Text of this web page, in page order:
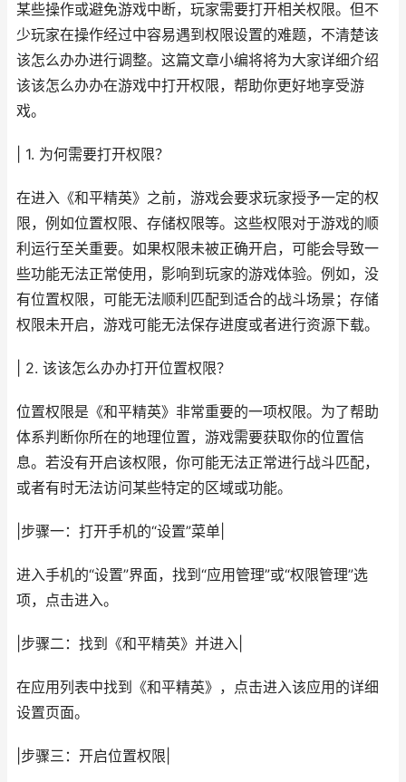
某些操作或避免游戏中断，玩家需要打开相关权限。但不
少玩家在操作经过中容易遇到权限设置的难题，不清楚该
该怎么办办进行调整。这篇文章小编将将为大家详细介绍
该该怎么办办在游戏中打开权限，帮助你更好地享受游
戏。
| 1. 为何需要打开权限？
在进入《和平精英》之前，游戏会要求玩家授予一定的权
限，例如位置权限、存储权限等。这些权限对于游戏的顺
利运行至关重要。如果权限未被正确开启，可能会导致一
些功能无法正常使用，影响到玩家的游戏体验。例如，没
有位置权限，可能无法顺利匹配到适合的战斗场景；存储
权限未开启，游戏可能无法保存进度或者进行资源下载。
| 2. 该该怎么办办打开位置权限？
位置权限是《和平精英》非常重要的一项权限。为了帮助
体系判断你所在的地理位置，游戏需要获取你的位置信
息。若没有开启该权限，你可能无法正常进行战斗匹配，
或者有时无法访问某些特定的区域或功能。
|步骤一：打开手机的“设置”菜单|
进入手机的“设置”界面，找到“应用管理”或“权限管理”选
项，点击进入。
|步骤二：找到《和平精英》并进入|
在应用列表中找到《和平精英》，点击进入该应用的详细
设置页面。
|步骤三：开启位置权限|